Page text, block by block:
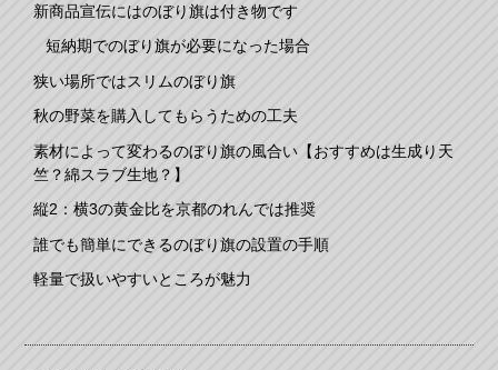
新商品宣伝にはのぼり旗は付き物です
短納期でのぼり旗が必要になった場合
狭い場所ではスリムのぼり旗
秋の野菜を購入してもらうための工夫
素材によって変わるのぼり旗の風合い【おすすめは生成り天
竺？綿スラブ生地？】
縦2：横3の黄金比を京都のれんでは推奨
誰でも簡単にできるのぼり旗の設置の手順
軽量で扱いやすいところが魅力